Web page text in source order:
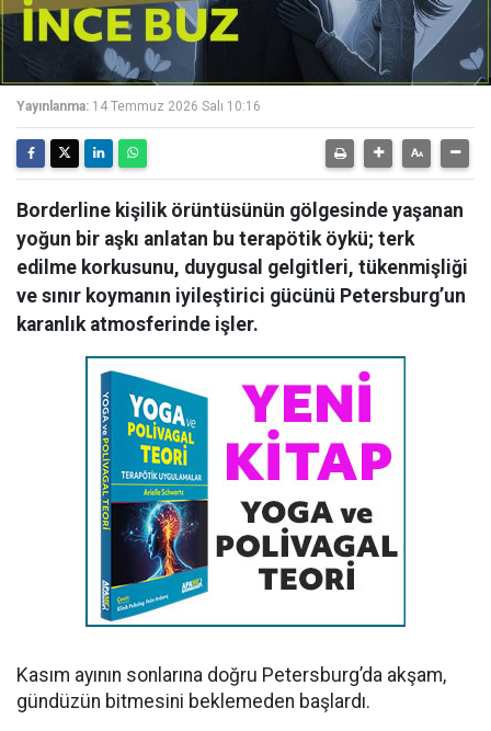
Yayınlanma: 14 Temmuz 2026 Salı 10:16
Borderline kişilik örüntüsünün gölgesinde yaşanan
yoğun bir aşkı anlatan bu terapötik öykü; terk
edilme korkusunu, duygusal gelgitleri, tükenmişliği
ve sınır koymanın iyileştirici gücünü Petersburg’un
karanlık atmosferinde işler.
Kasım ayının sonlarına doğru Petersburg’da akşam,
gündüzün bitmesini beklemeden başlardı.